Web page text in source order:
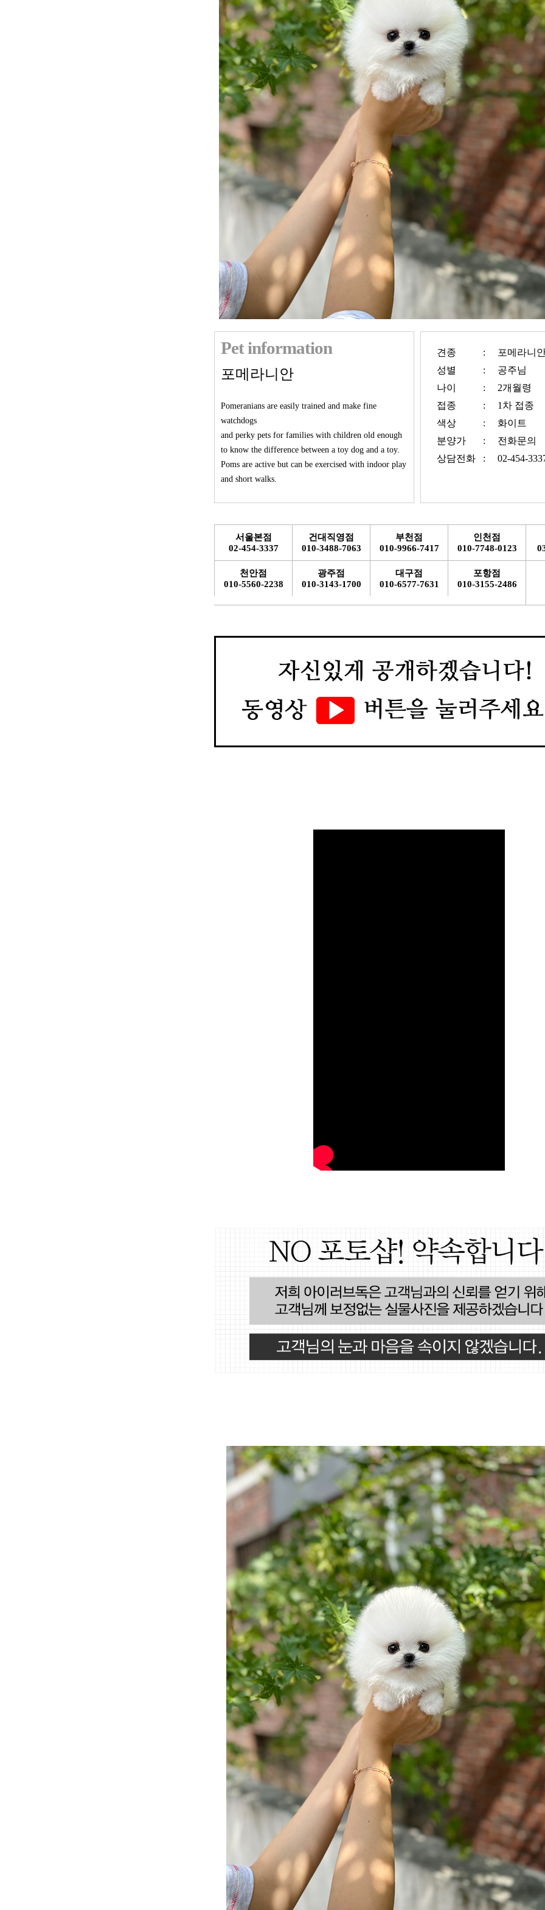
Pet information
포메라니안
Pomeranians are easily trained and make fine
watchdogs
and perky pets for families with children old enough
to know the difference between a toy dog and a toy.
Poms are active but can be exercised with indoor play
and short walks.
견종 :
포메라니
성별
:
공주님
나이
:
2개월령
접종
:
1차 접종
색상
:
화이트
분양가
:
전화문의
상담전화
: 02-454-
서울본점
02-454-3337
건대직영점
010-3488-7063
부천점
010-9966-7417
인천점
010-7748-0123
천안점
010-5560-2238
광주점
010-3143-1700
대구점
010-6577-7631
포항점
010-3155-2486